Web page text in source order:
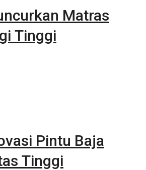
Matras
Tinggi
Pintu Baja
Tinggi